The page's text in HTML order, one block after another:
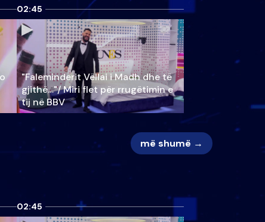
02:45
"Faleminderit Vëllai i Madh dhe të
gjithë…"/ Miri flet për rrugëtimin e
tij në BBV
më shumë →
02:45